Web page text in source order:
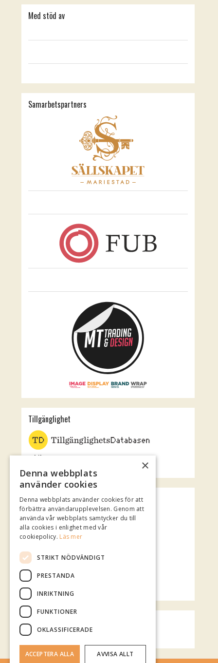
Med stöd av
Samarbetspartners
Tillgänglighet
Jubileumsteatern
Spotify Playlist
Vädret över Mariestad
×
Denna webbplats
använder cookies
Denna webbplats använder cookies för att
förbättra användarupplevelsen. Genom att
använda vår webbplats samtycker du till
alla cookies i enlighet med vår
cookiepolicy. Läs mer
STRIKT NÖDVÄNDIGT
PRESTANDA
INRIKTNING
FUNKTIONER
OKLASSIFICERADE
ACCEPTERA ALLA AVVISA ALLT